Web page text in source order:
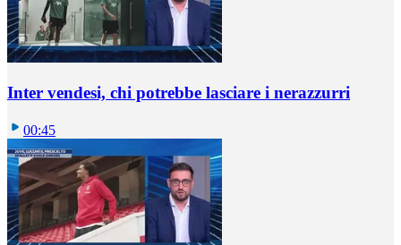
Inter vendesi, chi potrebbe lasciare i nerazzurri
00:45